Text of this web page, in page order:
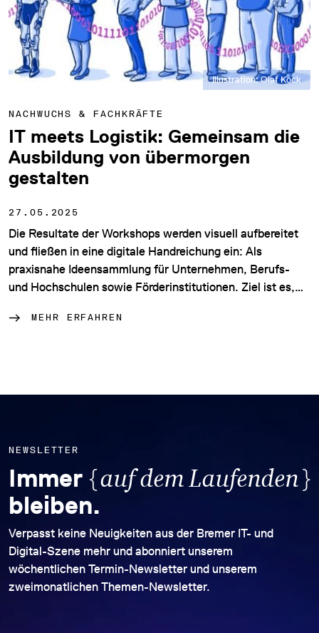
Illustration: Olaf Kock
NACHWUCHS & FACHKRÄFTE
IT meets Logistik: Gemeinsam die
Ausbildung von übermorgen
gestalten
27.05.2025
Die Resultate der Workshops werden visuell aufbereitet
und fließen in eine digitale Handreichung ein: Als
praxisnahe Ideensammlung für Unternehmen, Berufs-
und Hochschulen sowie Förderinstitutionen. Ziel ist es,…
MEHR ERFAHREN
NEWSLETTER
Immer {auf dem Laufenden}
bleiben.
Verpasst keine Neuigkeiten aus der Bremer IT- und
Digital-Szene mehr und abonniert unserem
wöchentlichen Termin-Newsletter und unserem
zweimonatlichen Themen-Newsletter.